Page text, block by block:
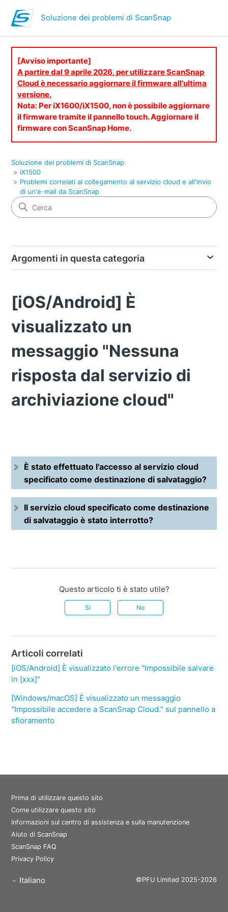
Soluzione dei problemi di ScanSnap
[Avviso importante]
A partire dal 9 aprile 2026, per utilizzare ScanSnap
Cloud è necessario aggiornare il firmware all'ultima
versione.
Nota: Per iX1600/iX1500, non è possibile aggiornare
il firmware tramite il pannello touch. Aggiornare il
firmware con ScanSnap Home.
Soluzione dei problemi di ScanSnap
iX1500
Problemi correlati al collegamento al servizio cloud e all'invio
di un'e-mail da ScanSnap
Argomenti in questa categoria
[iOS/Android] È
visualizzato un
messaggio "Nessuna
risposta dal servizio di
archiviazione cloud"
È stato effettuato l'accesso al servizio cloud
specificato come destinazione di salvataggio?
Il servizio cloud specificato come destinazione
di salvataggio è stato interrotto?
Questo articolo ti è stato utile?
Sì No
Articoli correlati
[iOS/Android] È visualizzato l'errore "Impossibile salvare
in [xxx]"
[Windows/macOS] È visualizzato un messaggio
"Impossibile accedere a ScanSnap Cloud." sul pannello a
sfioramento
Prima di utilizzare questo sito
Come utilizzare questo sito
Informazioni sul centro di assistenza e sulla manutenzione
Aiuto di ScanSnap
ScanSnap FAQ
Privacy Policy
Italiano ©PFU Limited 2025-2026